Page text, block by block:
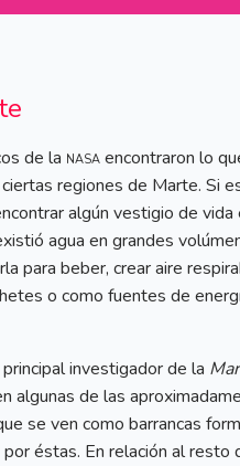
de la nasaencontraron lo
regiones de Marte. Si
algún vestigio de
agua en grandes
para beber, crear aire
o como fuentes de
investigador de la
algunas de las
se ven como barrancas
éstas. En relación al